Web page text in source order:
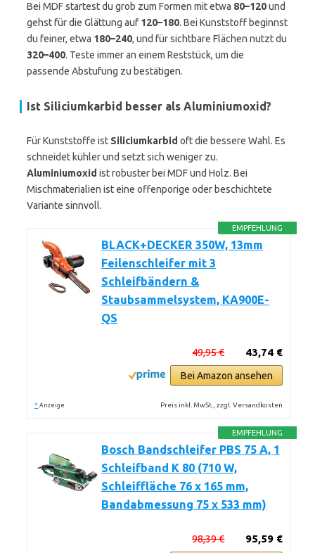
Bei MDF startest du grob zum Formen mit etwa 80–120und
gehst für die Glättung auf 120–180. Bei Kunststoff beginnst
du feiner, etwa 180–240, und für sichtbare Flächen nutzt du
320–400. Teste immer an einem Reststück, um die
passende Abstufung zu bestätigen.
Ist Siliciumkarbid besser als Aluminiumoxid?
Für Kunststoffe ist Siliciumkarbid oft die bessere Wahl. Es
schneidet kühler und setzt sich weniger zu.
Aluminiumoxid ist robuster bei MDF und Holz. Bei
Mischmaterialien ist eine offenporige oder beschichtete
Variante sinnvoll.
EMPFEHLUNG
BLACK+DECKER 350W, 13mm
Feilenschleifer mit 3
Schleifbändern &
Staubsammelsystem, KA900E-
QS
43,74 €
49,95 €
Bei Amazon ansehen
* Anzeige Preis inkl. MwSt., zzgl. Versandkosten
EMPFEHLUNG
Bosch Bandschleifer PBS 75 A, 1
Schleifband K 80 (710 W,
Schleiffläche 76 x 165 mm,
Bandabmessung 75 x 533 mm)
95,59 €
98,39 €